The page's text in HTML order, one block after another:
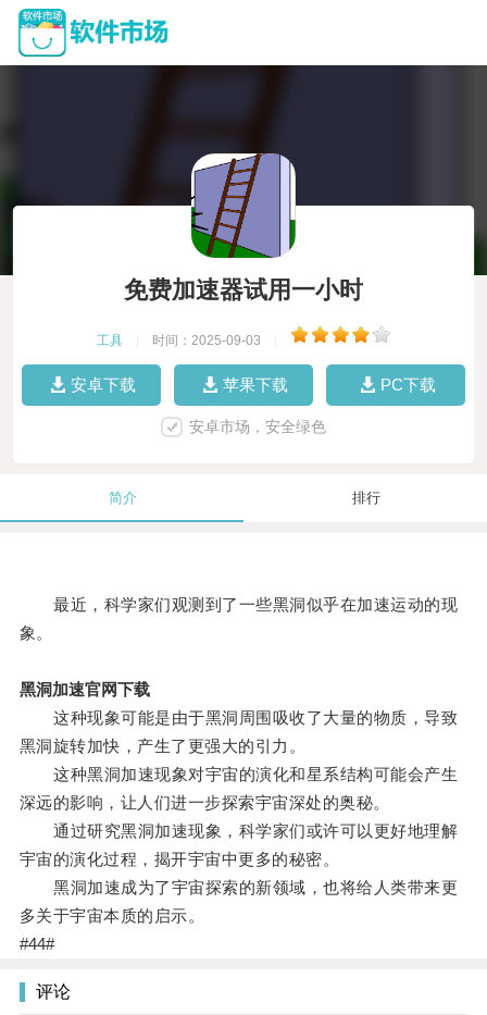
免费加速器试用一小时
工具 时间：2025-09-03
安卓下载 苹果下载 PC下载
安卓市场，安全绿色
简介 排行
最近，科学家们观测到了一些黑洞似乎在加速运动的现
象。
黑洞加速官网下载
这种现象可能是由于黑洞周围吸收了大量的物质，导致
黑洞旋转加快，产生了更强大的引力。
这种黑洞加速现象对宇宙的演化和星系结构可能会产生
深远的影响，让人们进一步探索宇宙深处的奥秘。
通过研究黑洞加速现象，科学家们或许可以更好地理解
宇宙的演化过程，揭开宇宙中更多的秘密。
黑洞加速成为了宇宙探索的新领域，也将给人类带来更
多关于宇宙本质的启示。
#44#
评论